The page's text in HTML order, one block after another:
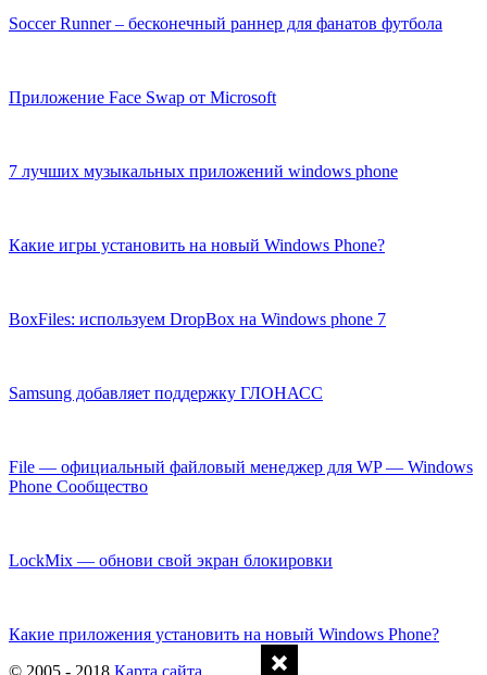
Soccer Runner – бесконечный раннер для фанатов футбола
Приложение Face Swap от Microsoft
7 лучших музыкальных приложений windows phone
Какие игры установить на новый Windows Phone?
BoxFiles: используем DropBox на Windows phone 7
Samsung добавляет поддержку ГЛОНАСС
File — официальный файловый менеджер для WP — Windows
Phone Cообщество
LockMix — обнови свой экран блокировки
Какие приложения установить на новый Windows Phone?
© 2005 - 2018 Карта сайта